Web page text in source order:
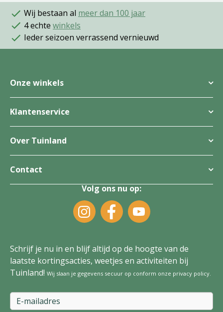
Wij bestaan al meer dan 100 jaar
4 echte winkels
Ieder seizoen verrassend vernieuwd
Onze winkels
Klantenservice
Over Tuinland
Contact
Volg ons nu op:
Schrijf je nu in en blijf altijd op de hoogte van de
laatste kortingsacties, weetjes en activiteiten bij
Tuinland! Wij slaan je gegevens secuur op conform onze privacy policy.